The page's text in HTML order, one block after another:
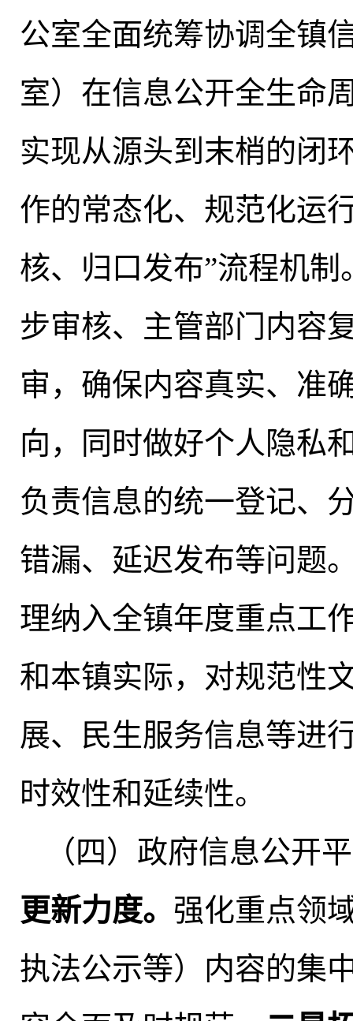
公室全面统筹协调全镇
室）在信息公开全生命
实现从源头到末梢的闭
作的常态化、规范化运
核、归口发布”流程机制
步审核、主管部门内容
审，确保内容真实、准
向，同时做好个人隐私
负责信息的统一登记、
错漏、延迟发布等问题
理纳入全镇年度重点工
和本镇实际，对规范性
展、民生服务信息等进
时效性和延续性。
（四）政府信息公开
更新力度。 强化重点领
执法公示等）内容的集